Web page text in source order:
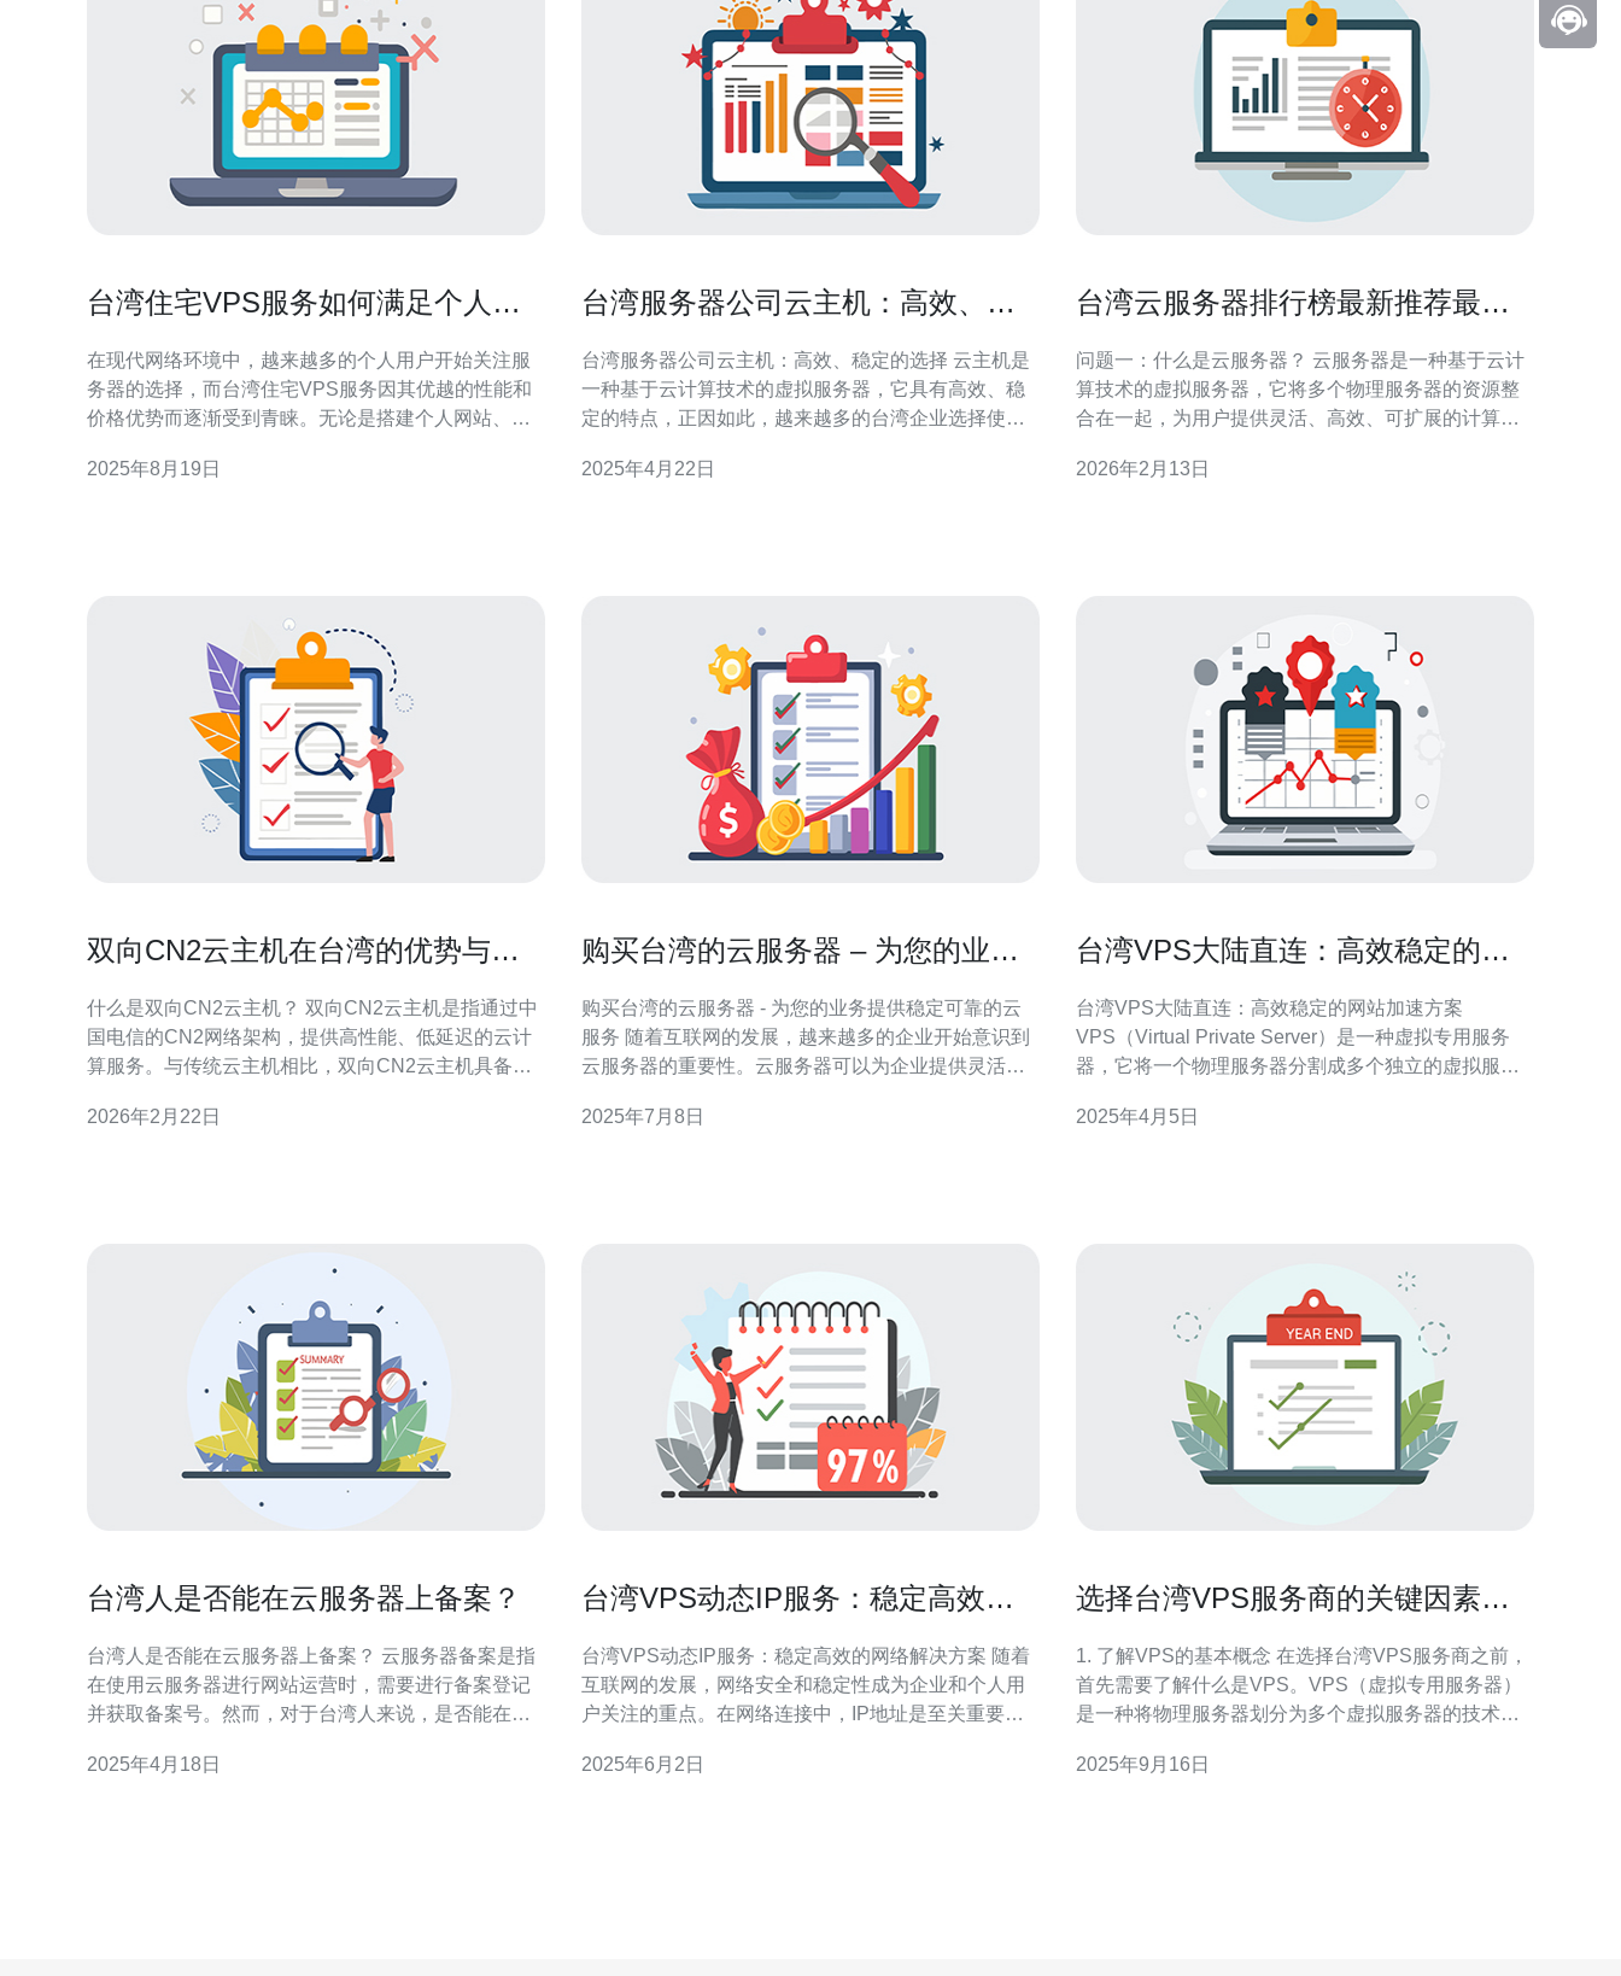
台湾住宅VPS服务如何满足个人用
在现代网络环境中，越来越多的个人用户开始关注服
务器的选择，而台湾住宅VPS服务因其优越的性能和
价格优势而逐渐受到青睐。无论是搭建个人网站、开
的VPS服务对于个人用户而言都至关重要。本文将详
2025年8月19日
台湾服务器公司云主机：高效、稳
台湾服务器公司云主机：高效、稳定的选择 云主机是
一种基于云计算技术的虚拟服务器，它具有高效、稳
定的特点，正因如此，越来越多的台湾企业选择使用
我们将介绍台湾服务器公司的云主机，探讨其高效、
2025年4月22日
台湾云服务器排行榜最新推荐最佳
问题一：什么是云服务器？ 云服务器是一种基于云计
算技术的虚拟服务器，它将多个物理服务器的资源整
合在一起，为用户提供灵活、高效、可扩展的计算能
的硬件投资和维护成本。云服务器通常具有高可用
2026年2月13日
双向CN2云主机在台湾的优势与应
什么是双向CN2云主机？ 双向CN2云主机是指通过中
国电信的CN2网络架构，提供高性能、低延迟的云计
算服务。与传统云主机相比，双向CN2云主机具备更
据交换的应用场景。 双向CN2云主机在台湾有哪些优
2026年2月22日
购买台湾的云服务器 – 为您的业务
购买台湾的云服务器 - 为您的业务提供稳定可靠的云
服务 随着互联网的发展，越来越多的企业开始意识到
云服务器的重要性。云服务器可以为企业提供灵活、
务效率和降低成本。
2025年7月8日
台湾VPS大陆直连：高效稳定的网
台湾VPS大陆直连：高效稳定的网站加速方案
VPS（Virtual Private Server）是一种虚拟专用服务
器，它将一个物理服务器分割成多个独立的虚拟服务
程序。VPS在性能和可靠性上比共享主机更具优势，
2025年4月5日
台湾人是否能在云服务器上备案？
台湾人是否能在云服务器上备案？ 云服务器备案是指
在使用云服务器进行网站运营时，需要进行备案登记
并获取备案号。然而，对于台湾人来说，是否能在云
关法律规定，云服务器备案只适用于中国大陆地区的
2025年4月18日
台湾VPS动态IP服务：稳定高效的
台湾VPS动态IP服务：稳定高效的网络解决方案 随着
互联网的发展，网络安全和稳定性成为企业和个人用
户关注的重点。在网络连接中，IP地址是至关重要的
在台湾日益受到关注，成为解决网络问题的有效方
2025年6月2日
选择台湾VPS服务商的关键因素与
1. 了解VPS的基本概念 在选择台湾VPS服务商之前，
首先需要了解什么是VPS。VPS（虚拟专用服务器）
是一种将物理服务器划分为多个虚拟服务器的技术。
应用程序。 VPS与共享主机的主要区别在于资源的独
2025年9月16日